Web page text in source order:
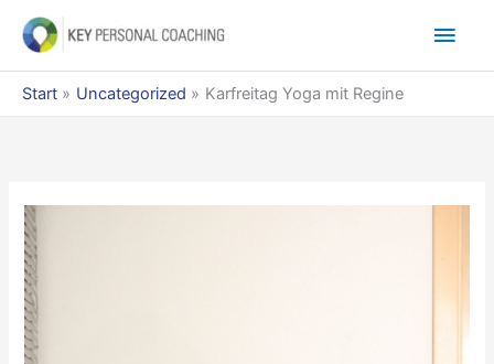
Inhalt
Start Uncategorized Karfreitag Yoga mit Regine